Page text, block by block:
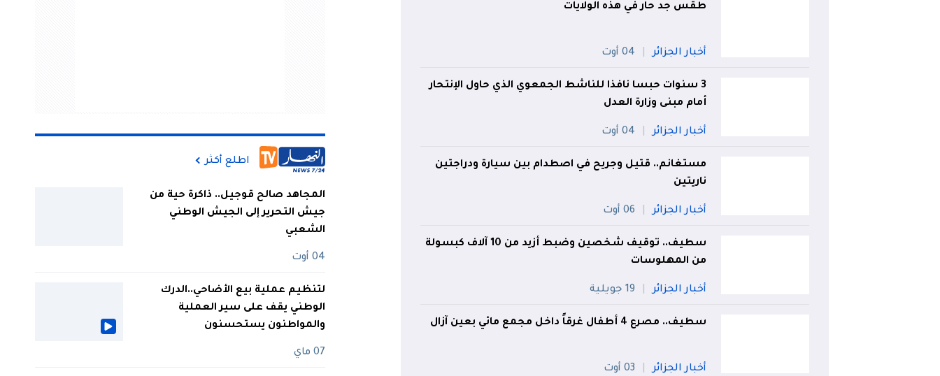
طقس جد حار في هذه الولايات
أخبار الجزائر 04 أوت
3 سنوات حبسا نافذا للناشط الجمعوي الذي حاول الإنتحار
أمام مبنى وزارة العدل
أخبار الجزائر 04 أوت
مستغانم.. قتيل وجريح في اصطدام بين سيارة ودراجتين
ناريتين
أخبار الجزائر 06 أوت
سطيف.. توقيف شخصين وضبط أزيد من 10 آلاف كبسولة
من المهلوسات
أخبار الجزائر 19 جويلية
سطيف.. مصرع 4 أطفال غرقاً داخل مجمع مائي بعين آزال
أخبار الجزائر 03 أوت
اطلع أكثر
المجاهد صالح قوجيل.. ذاكرة حية من
جيش التحرير إلى الجيش الوطني
الشعبي
04 أوت
لتنظيم عملية بيع الأضاحي..الدرك
الوطني يقف على سير العملية
والمواطنون يستحسنون
07 ماي